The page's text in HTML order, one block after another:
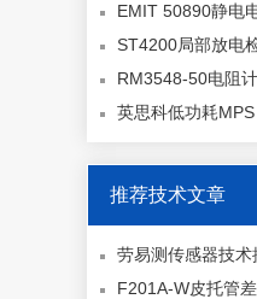
EMIT 50890静电电阻测试小型材料接地电阻（采用
ST4200局部放电检测仪
RM3548-50电阻计更人性化
英思科低功耗MPS 可
推荐技术文章
劳易测传感器技术提升制
F201A-W皮托管